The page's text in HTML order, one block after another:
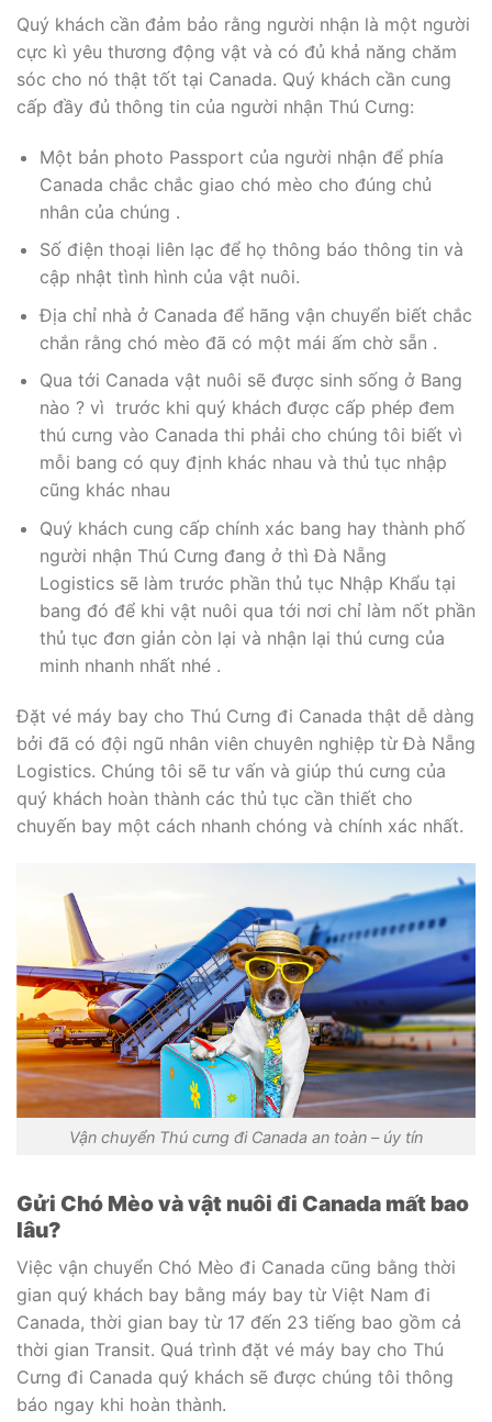
Quý khách cần đảm bảo rằng người nhận là một người
cực kì yêu thương động vật và có đủ khả năng chăm
sóc cho nó thật tốt tại Canada. Quý khách cần cung
cấp đầy đủ thông tin của người nhận Thú Cưng:
Một bản photo Passport của người nhận để phía
Canada chắc chắc giao chó mèo cho đúng chủ
nhân của chúng .
Số điện thoại liên lạc để họ thông báo thông tin và
cập nhật tình hình của vật nuôi.
Địa chỉ nhà ở Canada để hãng vận chuyển biết chắc
chắn rằng chó mèo đã có một mái ấm chờ sẵn .
Qua tới Canada vật nuôi sẽ được sinh sống ở Bang
nào ? vì trước khi quý khách được cấp phép đem
thú cưng vào Canada thi phải cho chúng tôi biết vì
mỗi bang có quy định khác nhau và thủ tục nhập
cũng khác nhau
Quý khách cung cấp chính xác bang hay thành phố
người nhận Thú Cưng đang ở thì Đà Nẵng
Logistics sẽ làm trước phần thủ tục Nhập Khẩu tại
bang đó để khi vật nuôi qua tới nơi chỉ làm nốt phần
thủ tục đơn giản còn lại và nhận lại thú cưng của
minh nhanh nhất nhé .
Đặt vé máy bay cho Thú Cưng đi Canada thật dễ dàng
bởi đã có đội ngũ nhân viên chuyên nghiệp từ Đà Nẵng
Logistics. Chúng tôi sẽ tư vấn và giúp thú cưng của
quý khách hoàn thành các thủ tục cần thiết cho
chuyến bay một cách nhanh chóng và chính xác nhất.
Vận chuyển Thú cưng đi Canada an toàn – úy tín
Gửi Chó Mèo và vật nuôi đi Canada mất bao
lâu?
Việc vận chuyển Chó Mèo đi Canada cũng bằng thời
gian quý khách bay bằng máy bay từ Việt Nam đi
Canada, thời gian bay từ 17 đến 23 tiếng bao gồm cả
thời gian Transit. Quá trình đặt vé máy bay cho Thú
Cưng đi Canada quý khách sẽ được chúng tôi thông
báo ngay khi hoàn thành.